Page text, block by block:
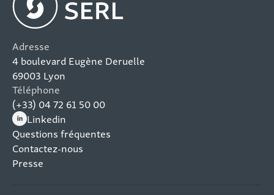
Adresse
4 boulevard Eugène Deruelle
69003 Lyon
Téléphone
(+33) 04 72 61 50 00
Linkedin
(nouvelle fenêtre)
Questions fréquentes
Contactez-nous
Presse